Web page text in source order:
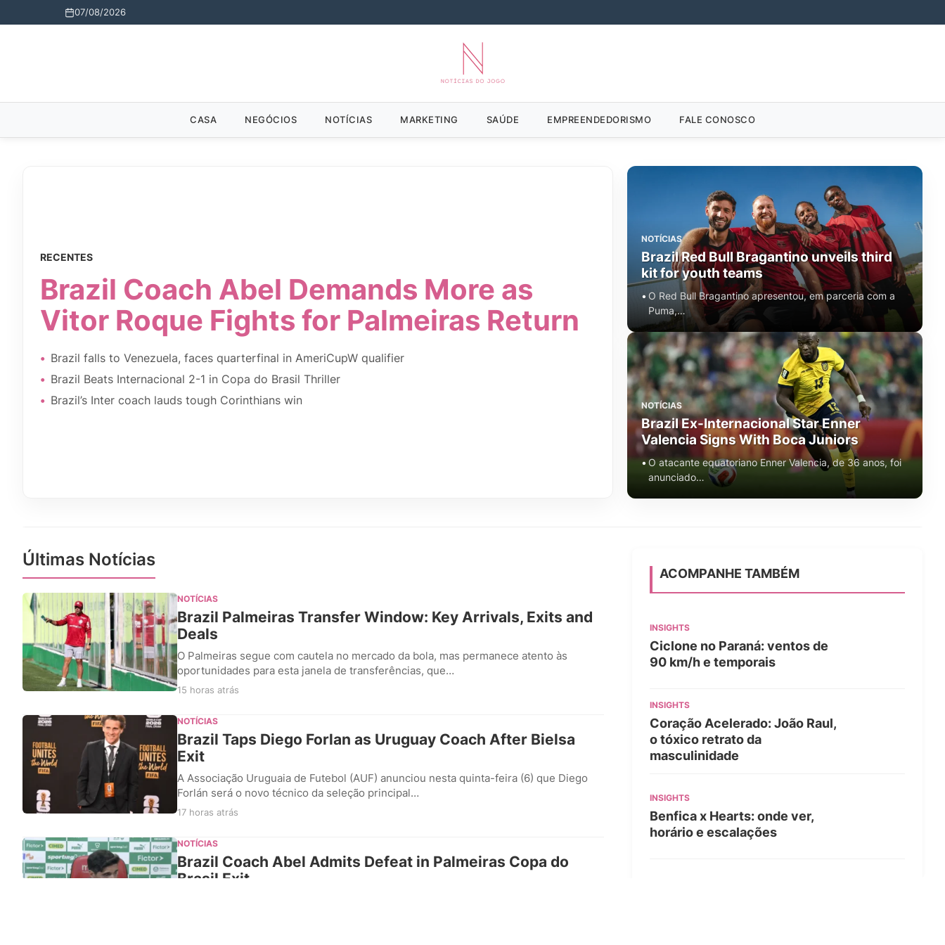
07/08/2026
CASA NEGÓCIOS NOTÍCIAS MARKETING SAÚDE EMPREENDEDORISMO FALE CONOSCO
RECENTES
Brazil Coach Abel Demands More as
Vitor Roque Fights for Palmeiras Return
Brazil falls to Venezuela, faces quarterfinal in AmeriCupW qualifier
Brazil Beats Internacional 2-1 in Copa do Brasil Thriller
Brazil’s Inter coach lauds tough Corinthians win
NOTÍCIAS
Brazil Red Bull Bragantino unveils third
kit for youth teams
O Red Bull Bragantino apresentou, em parceria com a
Puma,…
NOTÍCIAS
Brazil Ex-Internacional Star Enner
Valencia Signs With Boca Juniors
O atacante equatoriano Enner Valencia, de 36 anos, foi
anunciado…
Últimas Notícias
NOTÍCIAS
Brazil Palmeiras Transfer Window: Key Arrivals, Exits and
Deals
O Palmeiras segue com cautela no mercado da bola, mas permanece atento às
oportunidades para esta janela de transferências, que…
15 horas atrás
NOTÍCIAS
Brazil Taps Diego Forlan as Uruguay Coach After Bielsa
Exit
A Associação Uruguaia de Futebol (AUF) anunciou nesta quinta-feira (6) que Diego
Forlán será o novo técnico da seleção principal…
17 horas atrás
NOTÍCIAS
Brazil Coach Abel Admits Defeat in Palmeiras Copa do
Brasil Exit
ACOMPANHE TAMBÉM
INSIGHTS
Ciclone no Paraná: ventos de
90 km/h e temporais
INSIGHTS
Coração Acelerado: João Raul,
o tóxico retrato da
masculinidade
INSIGHTS
Benfica x Hearts: onde ver,
horário e escalações